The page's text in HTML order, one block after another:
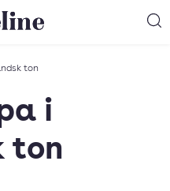
startsida
ton
i
ton